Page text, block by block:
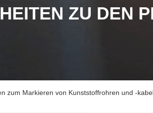
ZU DEN
zum Markieren von Kunststoffrohren und -